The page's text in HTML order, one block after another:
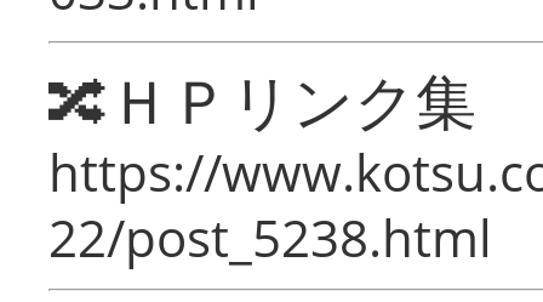
🔀ＨＰリンク集
https://
22/post_5238.html